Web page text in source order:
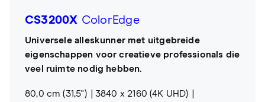
CS3200X ColorEdge
Universele alleskunner met uitgebreide
eigenschappen voor creatieve professionals die
veel ruimte nodig hebben.
80,0 cm (31,5")
3840 x 2160 (4K UHD)